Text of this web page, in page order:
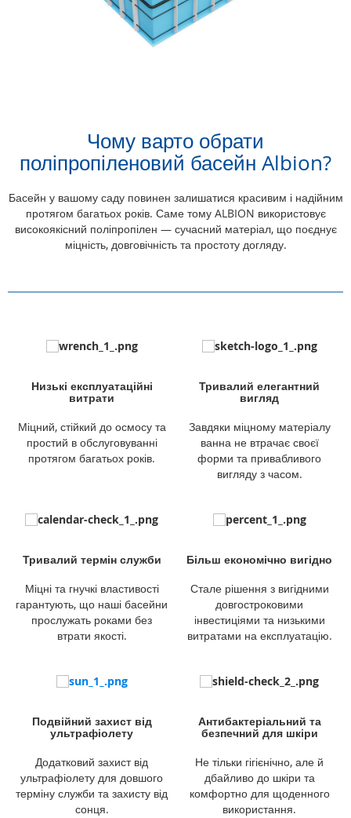
Чому варто обрати
поліпропіленовий басейн Albion?
Басейн у вашому саду повинен залишатися красивим і надійним
протягом багатьох років. Саме тому ALBION використовує
високоякісний поліпропілен — сучасний матеріал, що поєднує
міцність, довговічність та простоту догляду.
Низькі експлуатаційні
витрати
Міцний, стійкий до осмосу та
простий в обслуговуванні
протягом багатьох років.
Тривалий елегантний
вигляд
Завдяки міцному матеріалу
ванна не втрачає своєї
форми та привабливого
вигляду з часом.
Тривалий термін служби
Міцні та гнучкі властивості
гарантують, що наші басейни
прослужать роками без
втрати якості.
Більш економічно вигідно
Стале рішення з вигідними
довгостроковими
інвестиціями та низькими
витратами на експлуатацію.
Подвійний захист від
ультрафіолету
Додатковий захист від
ультрафіолету для довшого
терміну служби та захисту від
сонця.
Антибактеріальний та
безпечний для шкіри
Не тільки гігієнічно, але й
дбайливо до шкіри та
комфортно для щоденного
використання.